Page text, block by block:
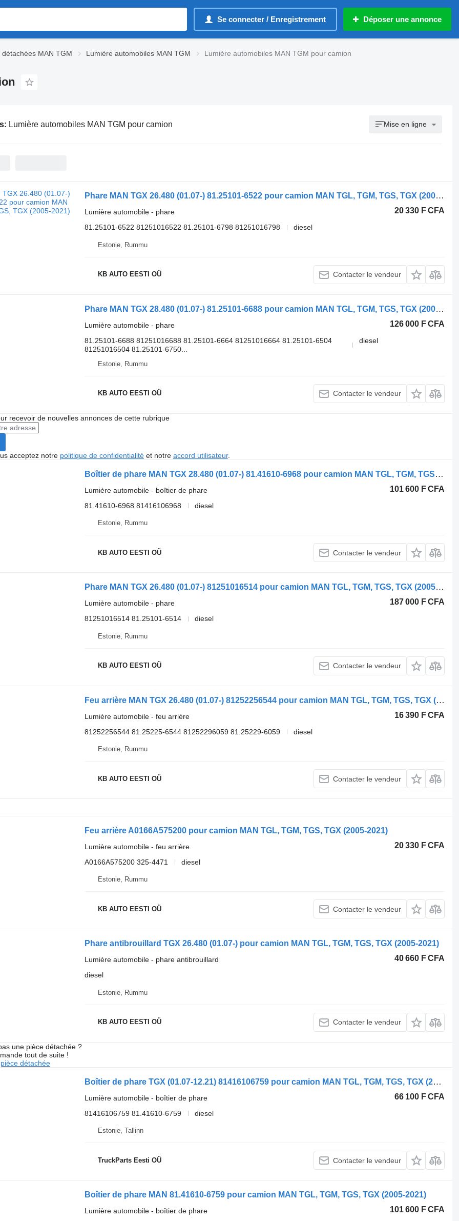
Se connecter / Enregistrement Déposer une annonce
détachées MAN TGM Lumière automobiles MAN TGM Lumière automobiles MAN TGM pour camion
Lumière automobiles MAN TGM pour camion Mise en ligne
Phare MAN TGX 26.480 (01.07-) 81.25101-6522 pour camion MAN TGL, TGM, TGS, TGX (2005-2021)
20 330 F CFA
Lumière automobile - phare
81.25101-6522 81251016522 81.25101-6798 81251016798
diesel
Estonie, Rummu
KB AUTO EESTI OÜ Contacter le vendeur
Phare MAN TGX 28.480 (01.07-) 81.25101-6688 pour camion MAN TGL, TGM, TGS, TGX (2005-2021)
126 000 F CFA
Lumière automobile - phare
81.25101-6688 81251016688 81.25101-6664 81251016664 81.25101-6504
81251016504 81.25101-6750...
diesel
Estonie, Rummu
KB AUTO EESTI OÜ Contacter le vendeur
recevoir de nouvelles annonces de cette rubrique
acceptez notre politique de confidentialitéet notre accord utilisateur.
Boîtier de phare MAN TGX 28.480 (01.07-) 81.41610-6968 pour camion MAN TGL, TGM, TGS, TGX (2005-2021)
101 600 F CFA
Lumière automobile - boîtier de phare
81.41610-6968 81416106968
diesel
Estonie, Rummu
KB AUTO EESTI OÜ Contacter le vendeur
Phare MAN TGX 26.480 (01.07-) 81251016514 pour camion MAN TGL, TGM, TGS, TGX (2005-2021)
187 000 F CFA
Lumière automobile - phare
81251016514 81.25101-6514
diesel
Estonie, Rummu
KB AUTO EESTI OÜ Contacter le vendeur
Feu arrière MAN TGX 26.480 (01.07-) 81252256544 pour camion MAN TGL, TGM, TGS, TGX (2005-2021)
16 390 F CFA
Lumière automobile - feu arrière
81252256544 81.25225-6544 81252296059 81.25229-6059
diesel
Estonie, Rummu
KB AUTO EESTI OÜ Contacter le vendeur
Feu arrière A0166A575200 pour camion MAN TGL, TGM, TGS, TGX (2005-2021)
20 330 F CFA
Lumière automobile - feu arrière
A0166A575200 325-4471
diesel
Estonie, Rummu
KB AUTO EESTI OÜ Contacter le vendeur
Phare antibrouillard TGX 26.480 (01.07-) pour camion MAN TGL, TGM, TGS, TGX (2005-2021)
40 660 F CFA
Lumière automobile - phare antibrouillard
diesel
Estonie, Rummu
KB AUTO EESTI OÜ Contacter le vendeur
une pièce détachée ?
tout de suite !
détachée
Boîtier de phare TGX (01.07-12.21) 81416106759 pour camion MAN TGL, TGM, TGS, TGX (2005-2021)
66 100 F CFA
Lumière automobile - boîtier de phare
81416106759 81.41610-6759
diesel
Estonie, Tallinn
TruckParts Eesti OÜ Contacter le vendeur
Boîtier de phare MAN 81.41610-6759 pour camion MAN TGL, TGM, TGS, TGX (2005-2021)
101 600 F CFA
Lumière automobile - boîtier de phare